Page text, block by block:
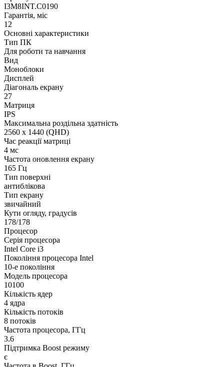
I3M8INT.C0190
Гарантія, міс
12
Основні характеристики
Тип ПК
Для роботи та навчання
Вид
Моноблоки
Дисплей
Діагональ екрану
27
Матриця
IPS
Максимальна роздільна здатність
2560 x 1440 (QHD)
Час реакції матриці
4 мс
Частота оновлення екрану
165 Гц
Тип поверхні
антиблікова
Тип екрану
звичайний
Кути огляду, градусів
178/178
Процесор
Серія процесора
Intel Core i3
Покоління процесора Intel
10-е покоління
Модель процесора
10100
Кількість ядер
4 ядра
Кількість потоків
8 потоків
Частота процесора, ГГц
3.6
Підтримка Boost режиму
є